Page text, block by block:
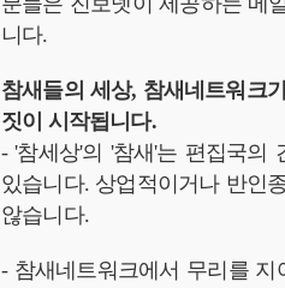
니다.
참새들의 세상, 참새네트워크
짓이 시작됩니다.
- '참세상'의 '참새'는 편집국의
있습니다. 상업적이거나 반인
않습니다.
- 참새네트워크에서 무리를